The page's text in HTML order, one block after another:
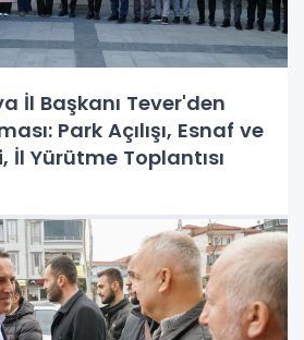
İl Başkanı Tever'den
Park Açılışı, Esnaf ve
Yürütme Toplantısı